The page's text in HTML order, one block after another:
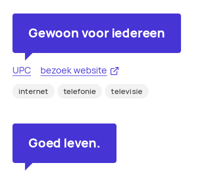
Gewoon voor iedereen
UPC bezoek website
internet telefonie televisie
Goed leven.